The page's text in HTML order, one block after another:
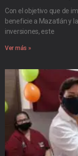
Con el objetivo que de
beneficie a Mazatlán y
inversiones, este
Ver más »